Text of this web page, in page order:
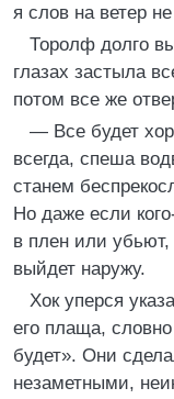
я слов на ветер
Торолф долго
глазах застыла
потом все же
— Все будет
всегда, спеша
станем
Но даже если
в плен или
выйдет наружу.
Хок уперся
его плаща,
будет». Они
незаметными,